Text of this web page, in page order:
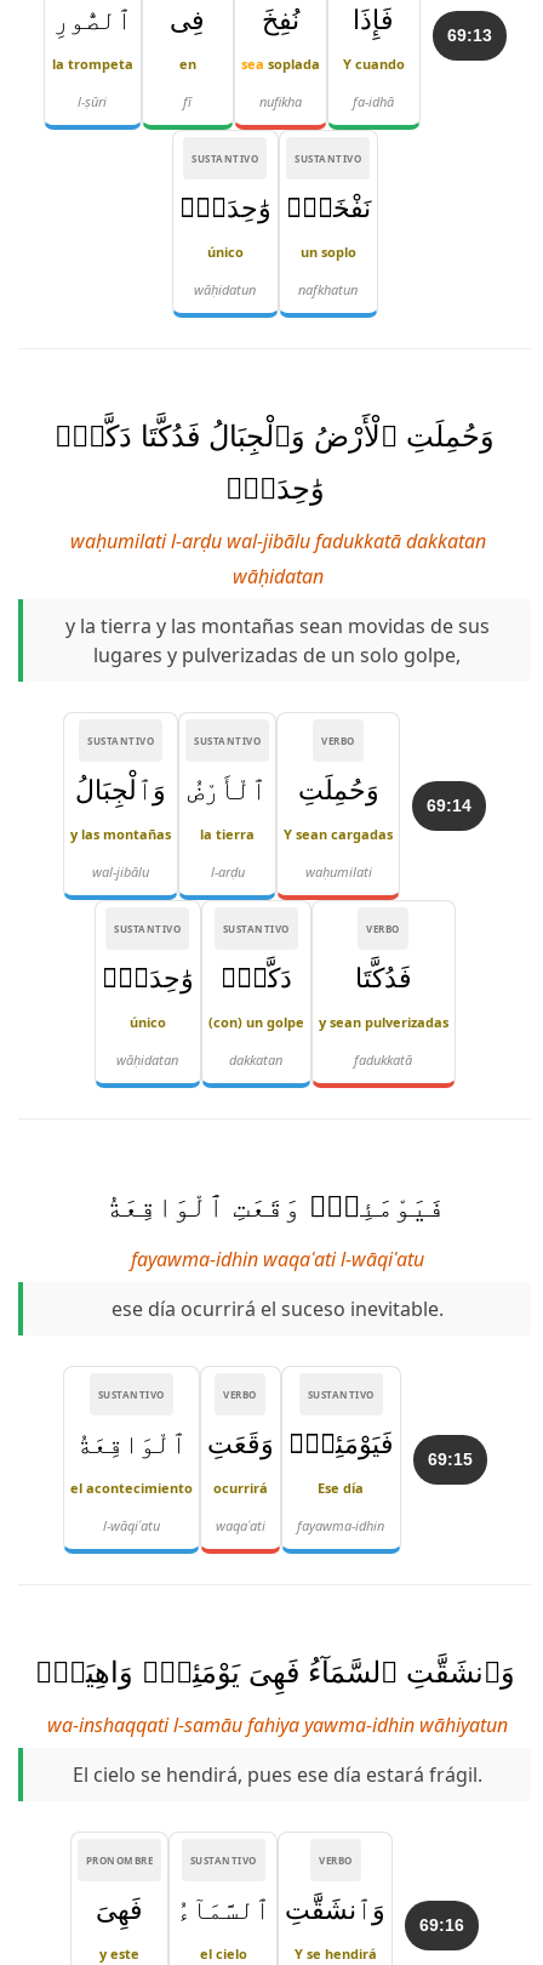
69:13 فَإِذَا
Y cuando
fa-idhā
نُفِخَ
sea soplada
nufikha
فِى
en
fī
ٱلصُّورِ
la trompeta
l-ṣūri
SUSTANTIVO
نَفْخَةٌۭ
un soplo
nafkhatun
SUSTANTIVO
وَٰحِدَةٌۭ
único
wāḥidatun
وَحُمِلَتِ ٱلْأَرْضُ وَٱلْجِبَالُ فَدُكَّتَا دَكَّةًۭ
وَٰحِدَةًۭ
waḥumilati l-arḍu wal-jibālu fadukkatā dakkatan
wāḥidatan
y la tierra y las montañas sean movidas de sus
lugares y pulverizadas de un solo golpe,
69:14
VERBO
وَحُمِلَتِ
Y sean cargadas
waḥumilati
SUSTANTIVO
ٱلْأَرْضُ
la tierra
l-arḍu
SUSTANTIVO
وَٱلْجِبَالُ
y las montañas
wal-jibālu
VERBO
فَدُكَّتَا
y sean pulverizadas
fadukkatā
SUSTANTIVO
دَكَّةًۭ
(con) un golpe
dakkatan
SUSTANTIVO
وَٰحِدَةًۭ
único
wāḥidatan
فَيَوْمَئِذٍۢ وَقَعَتِ ٱلْوَاقِعَةُ
fayawma-idhin waqaʿati l-wāqiʿatu
ese día ocurrirá el suceso inevitable.
69:15
SUSTANTIVO
فَيَوْمَئِذٍۢ
Ese día
fayawma-idhin
VERBO
وَقَعَتِ
ocurrirá
waqaʿati
SUSTANTIVO
ٱلْوَاقِعَةُ
el acontecimiento
l-wāqiʿatu
وَٱنشَقَّتِ ٱلسَّمَآءُ فَهِىَ يَوْمَئِذٍۢ وَاهِيَةٌۭ
wa-inshaqqati l-samāu fahiya yawma-idhin wāhiyatun
El cielo se hendirá, pues ese día estará frágil.
69:16
VERBO
وَٱنشَقَّتِ
Y se hendirá
SUSTANTIVO
ٱلسَّمَآءُ
el cielo
PRONOMBRE
فَهِىَ
y este